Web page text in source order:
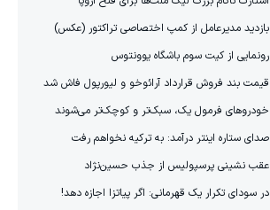
بازدید مدیرعامل از کمپ اختصاصی تراکتور (عکس)
رونمایی از کیت سوم باشگاه یوونتوس
قیمت بند فروش قرارداد آرائوخو و لیورپول فاش شد
خودروهای فرمول یک، سبک‌تر و کوچک‌تر می‌شوند
صدای ستاره اینتر درآمد: به ترکیه نخواهم رفت
عقب نشینی پرسپولیس از جذب حسین‌نژاد
در سودای تکرار یک قهرمانی: اگر پیاتزا اجازه دهد!